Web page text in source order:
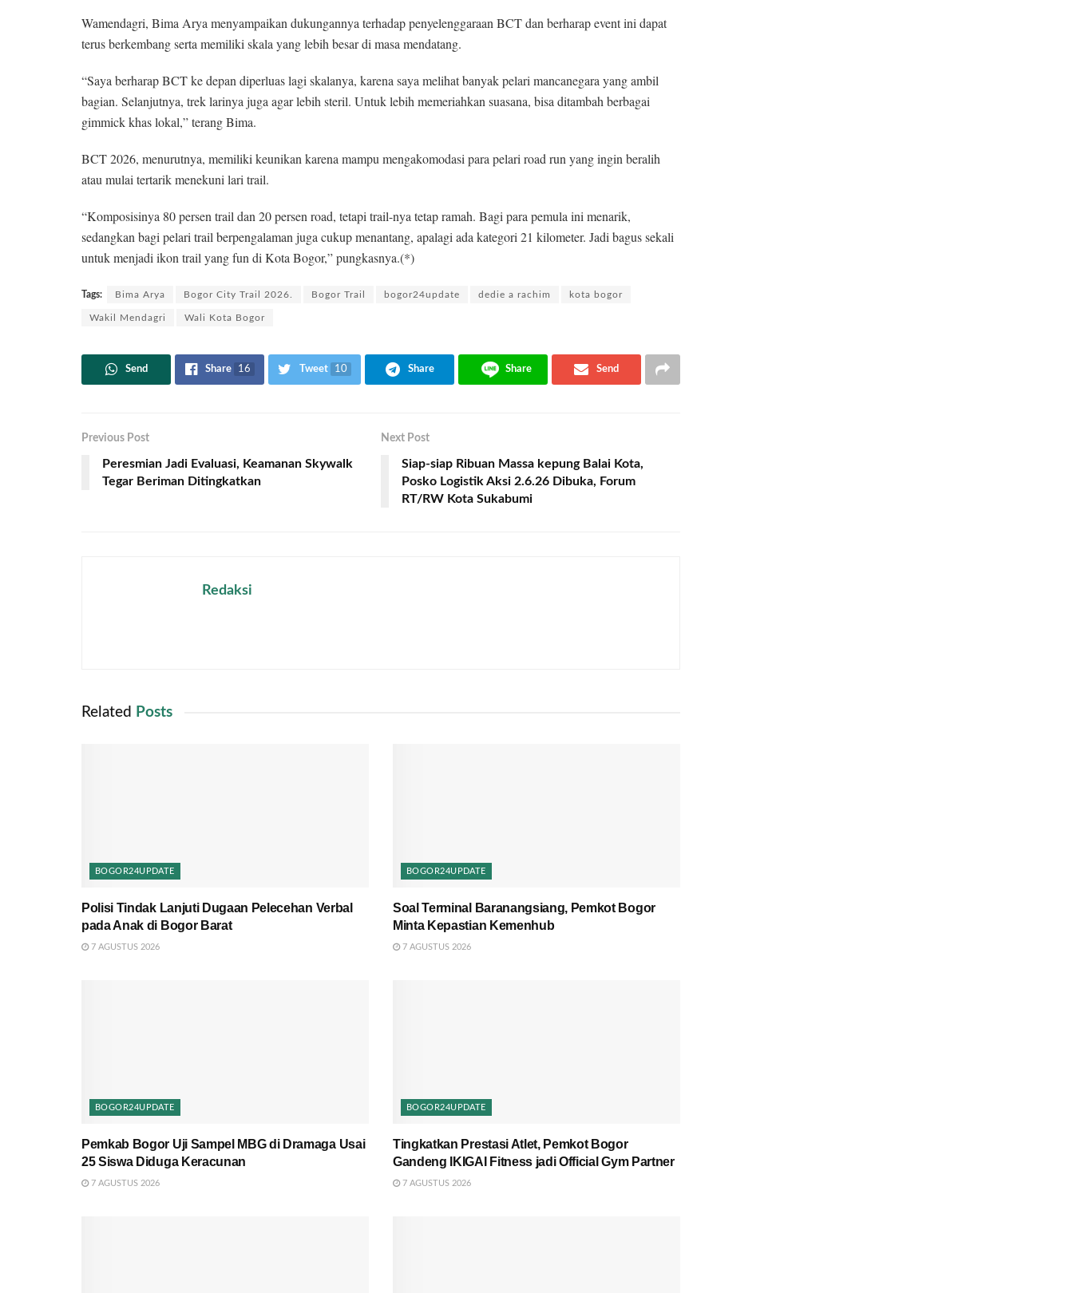
Wamendagri, Bima Arya menyampaikan dukungannya terhadap penyelenggaraan BCT dan berharap event ini dapat
terus berkembang serta memiliki skala yang lebih besar di masa mendatang.
“Saya berharap BCT ke depan diperluas lagi skalanya, karena saya melihat banyak pelari mancanegara yang ambil
bagian. Selanjutnya, trek larinya juga agar lebih steril. Untuk lebih memeriahkan suasana, bisa ditambah berbagai
gimmick khas lokal,” terang Bima.
BCT 2026, menurutnya, memiliki keunikan karena mampu mengakomodasi para pelari road run yang ingin beralih
atau mulai tertarik menekuni lari trail.
“Komposisinya 80 persen trail dan 20 persen road, tetapi trail-nya tetap ramah. Bagi para pemula ini menarik,
sedangkan bagi pelari trail berpengalaman juga cukup menantang, apalagi ada kategori 21 kilometer. Jadi bagus sekali
untuk menjadi ikon trail yang fun di Kota Bogor,” pungkasnya.(*)
Tags: Bima Arya Bogor City Trail 2026. Bogor Trail bogor24update dedie a rachim kota bogor
Wakil Mendagri Wali Kota Bogor
Send Share 16 Tweet 10 Share Share Send
Previous Post
Peresmian Jadi Evaluasi, Keamanan Skywalk
Tegar Beriman Ditingkatkan
Next Post
Siap-siap Ribuan Massa kepung Balai Kota,
Posko Logistik Aksi 2.6.26 Dibuka, Forum
RT/RW Kota Sukabumi
Redaksi
Related Posts
BOGOR24UPDATE
Polisi Tindak Lanjuti Dugaan Pelecehan Verbal
pada Anak di Bogor Barat
7 AGUSTUS 2026
BOGOR24UPDATE
Soal Terminal Baranangsiang, Pemkot Bogor
Minta Kepastian Kemenhub
7 AGUSTUS 2026
BOGOR24UPDATE
Pemkab Bogor Uji Sampel MBG di Dramaga Usai
25 Siswa Diduga Keracunan
7 AGUSTUS 2026
BOGOR24UPDATE
Tingkatkan Prestasi Atlet, Pemkot Bogor
Gandeng IKIGAI Fitness jadi Official Gym Partner
7 AGUSTUS 2026